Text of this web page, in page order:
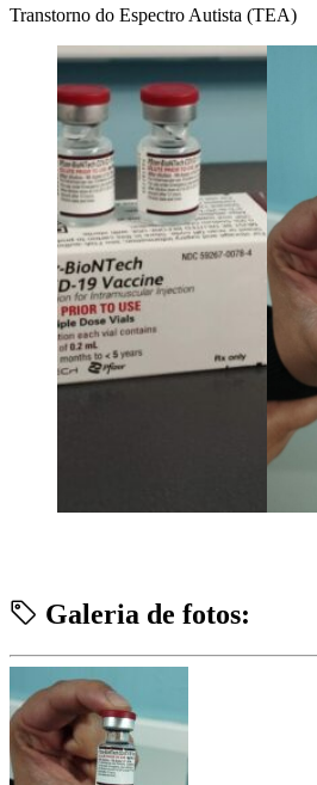
Transtorno do Espectro Autista (TEA)
Galeria de fotos: